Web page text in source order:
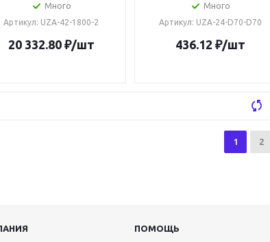
Много
Артикул: UZA-42-1800-2
20 332.80₽/шт
Много
Артикул: UZA-24-D70-D70
436.12 ₽/шт
1 2
ПОМОЩЬ